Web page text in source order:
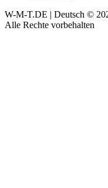
W-M-T.DE | Deutsch ©
Alle Rechte vorbehalten